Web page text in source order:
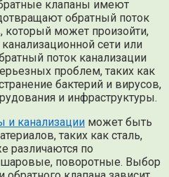
клапаны имеют
обратный поток
который может произойти,
сети или
поток канализации
проблем, таких как
бактерий и вирусов,
и инфраструктуры.
и канализации может быть
таких как сталь,
различаются по
поворотные. Выбор